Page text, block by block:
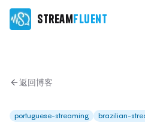
StreamFluent
返回博客
portuguese-streaming brazilian-